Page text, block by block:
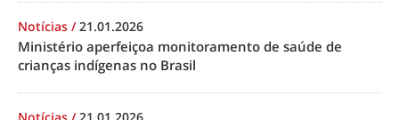
Notícias /21.01.2026
Ministério aperfeiçoa monitoramento de saúde de
crianças indígenas no Brasil